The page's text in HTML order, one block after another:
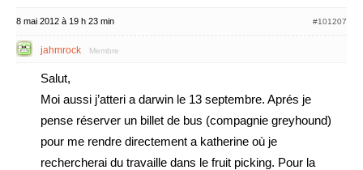
8 mai 2012 à 19 h 23 min #101207
jahmrock Membre
Salut,
Moi aussi j’atteri a darwin le 13 septembre. Aprés je
pense réserver un billet de bus (compagnie greyhound)
pour me rendre directement a katherine où je
rechercherai du travaille dans le fruit picking. Pour la